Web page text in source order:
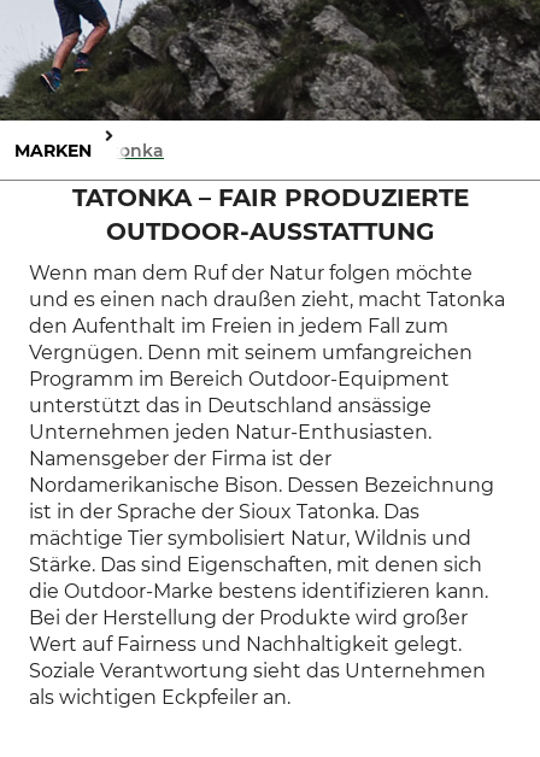
MARKEN Tatonka
TATONKA – FAIR PRODUZIERTE
OUTDOOR-AUSSTATTUNG
Wenn man dem Ruf der Natur folgen möchte
und es einen nach draußen zieht, macht Tatonka
den Aufenthalt im Freien in jedem Fall zum
Vergnügen. Denn mit seinem umfangreichen
Programm im Bereich Outdoor-Equipment
unterstützt das in Deutschland ansässige
Unternehmen jeden Natur-Enthusiasten.
Namensgeber der Firma ist der
Nordamerikanische Bison. Dessen Bezeichnung
ist in der Sprache der Sioux Tatonka. Das
mächtige Tier symbolisiert Natur, Wildnis und
Stärke. Das sind Eigenschaften, mit denen sich
die Outdoor-Marke bestens identifizieren kann.
Bei der Herstellung der Produkte wird großer
Wert auf Fairness und Nachhaltigkeit gelegt.
Soziale Verantwortung sieht das Unternehmen
als wichtigen Eckpfeiler an.